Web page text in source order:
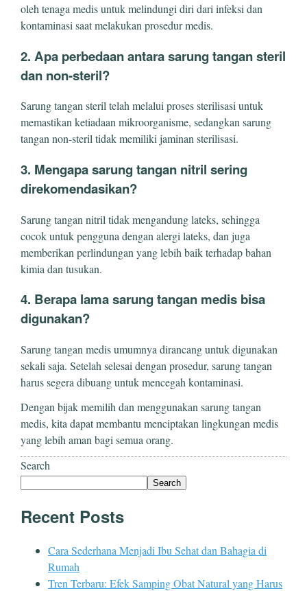
oleh tenaga medis untuk melindungi diri dari infeksi dan
kontaminasi saat melakukan prosedur medis.
2. Apa perbedaan antara sarung tangan steril
dan non-steril?
Sarung tangan steril telah melalui proses sterilisasi untuk
memastikan ketiadaan mikroorganisme, sedangkan sarung
tangan non-steril tidak memiliki jaminan sterilisasi.
3. Mengapa sarung tangan nitril sering
direkomendasikan?
Sarung tangan nitril tidak mengandung lateks, sehingga
cocok untuk pengguna dengan alergi lateks, dan juga
memberikan perlindungan yang lebih baik terhadap bahan
kimia dan tusukan.
4. Berapa lama sarung tangan medis bisa
digunakan?
Sarung tangan medis umumnya dirancang untuk digunakan
sekali saja. Setelah selesai dengan prosedur, sarung tangan
harus segera dibuang untuk mencegah kontaminasi.
Dengan bijak memilih dan menggunakan sarung tangan
medis, kita dapat membantu menciptakan lingkungan medis
yang lebih aman bagi semua orang.
Search
Search
Recent Posts
Cara Sederhana Menjadi Ibu Sehat dan Bahagia di
Rumah
Tren Terbaru: Efek Samping Obat Natural yang Harus